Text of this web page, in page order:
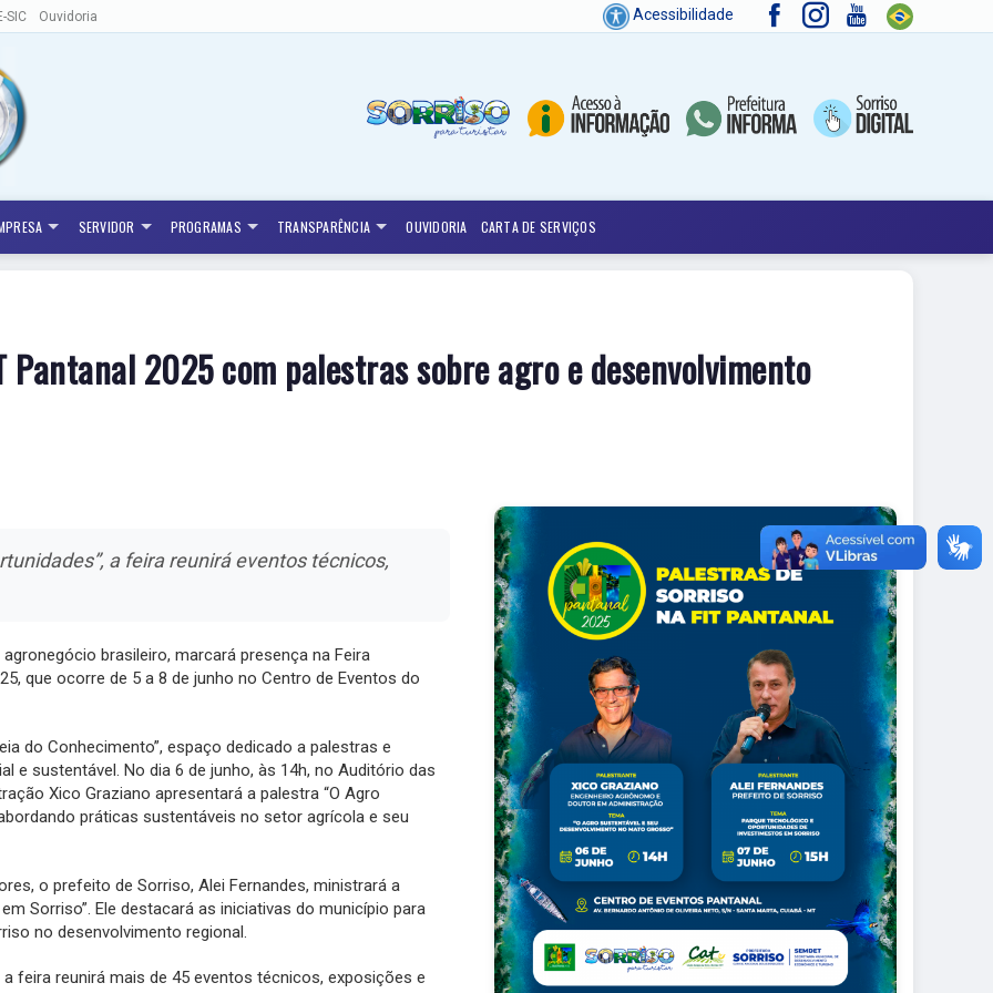
SIC Ouvidoria Acessibilidade
SERVIDOR PROGRAMAS TRANSPARÊNCIA OUVIDORIA CARTA DE SERVIÇOS
2025 com palestras sobre agro e desenvolvimento
a feira reunirá eventos técnicos,
brasileiro, marcará presença na Feira
que ocorre de 5 a 8 de junho no Centro de Eventos do
do Conhecimento”, espaço dedicado a palestras e
sustentável. No dia 6 de junho, às 14h, no Auditório das
Xico Graziano apresentará a palestra “O Agro
práticas sustentáveis no setor agrícola e seu
o prefeito de Sorriso, Alei Fernandes, ministrará a
Sorriso”. Ele destacará as iniciativas do município para
no desenvolvimento regional.
feira reunirá mais de 45 eventos técnicos, exposições e